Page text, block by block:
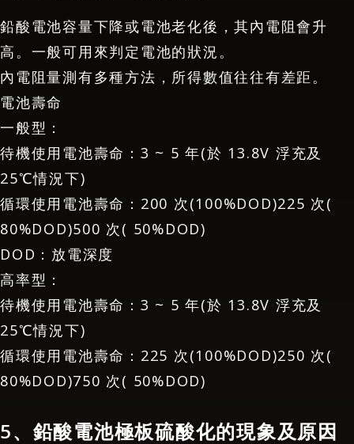
鉛酸電池容量下降或電池老化後，其內電阻會升
高。一般可用來判定電池的狀況。
內電阻量測有多種方法，所得數值往往有差距。
電池壽命
一般型：
待機使用電池壽命：3 ~ 5 年(於 13.8V 浮充及
25℃情況下)
循環使用電池壽命：200 次(100%DOD)225 次(
80%DOD)500 次( 50%DOD)
DOD：放電深度
高率型：
待機使用電池壽命：3 ~ 5 年(於 13.8V 浮充及
25℃情況下)
循環使用電池壽命：225 次(100%DOD)250 次(
80%DOD)750 次( 50%DOD)
5、鉛酸電池極板硫酸化的現象及原因